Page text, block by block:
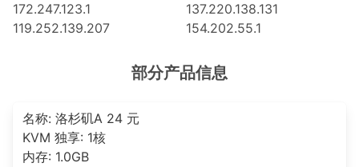
172.247.123.1
137.220.138.131
119.252.139.207
154.202.55.1
部分产品信息
名称: 洛杉矶A 24 元
KVM 独享: 1核
内存: 1.0GB